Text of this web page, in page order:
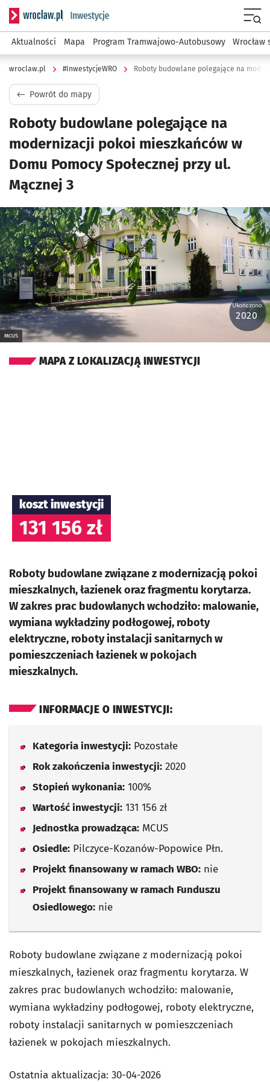
Serwis informacyjny wroclaw.pl podserwis:
Aktualności Mapa Program Tramwajowo-Autobusowy Wrocław
wroclaw.pl #InwestycjeWRO
Powrót do mapy
Roboty budowlane polegające na
modernizacji pokoi mieszkańców w
Domu Pomocy Społecznej przy ul.
Mącznej 3
Kliknij, aby powiększyć
MCUS
Ukończono:
2020
MAPA Z LOKALIZACJĄ INWESTYCJI
koszt inwestycji
131 156 zł
Roboty budowlane związane z modernizacją pokoi
mieszkalnych, łazienek oraz fragmentu korytarza.
W zakres prac budowlanych wchodziło: malowanie,
wymiana wykładziny podłogowej, roboty
elektryczne, roboty instalacji sanitarnych w
pomieszczeniach łazienek w pokojach
mieszkalnych.
INFORMACJE O INWESTYCJI:
Kategoria inwestycji: Pozostałe
Rok zakończenia inwestycji: 2020
Stopień wykonania: 100%
Wartość inwestycji: 131 156 zł
Jednostka prowadząca: MCUS
Osiedle: Pilczyce-Kozanów-Popowice Płn.
Projekt finansowany w ramach WBO: nie
Projekt finansowany w ramach Funduszu
Osiedlowego: nie
Roboty budowlane związane z modernizacją pokoi
mieszkalnych, łazienek oraz fragmentu korytarza. W
zakres prac budowlanych wchodziło: malowanie,
wymiana wykładziny podłogowej, roboty elektryczne,
roboty instalacji sanitarnych w pomieszczeniach
łazienek w pokojach mieszkalnych.
Ostatnia aktualizacja: 30-04-2026